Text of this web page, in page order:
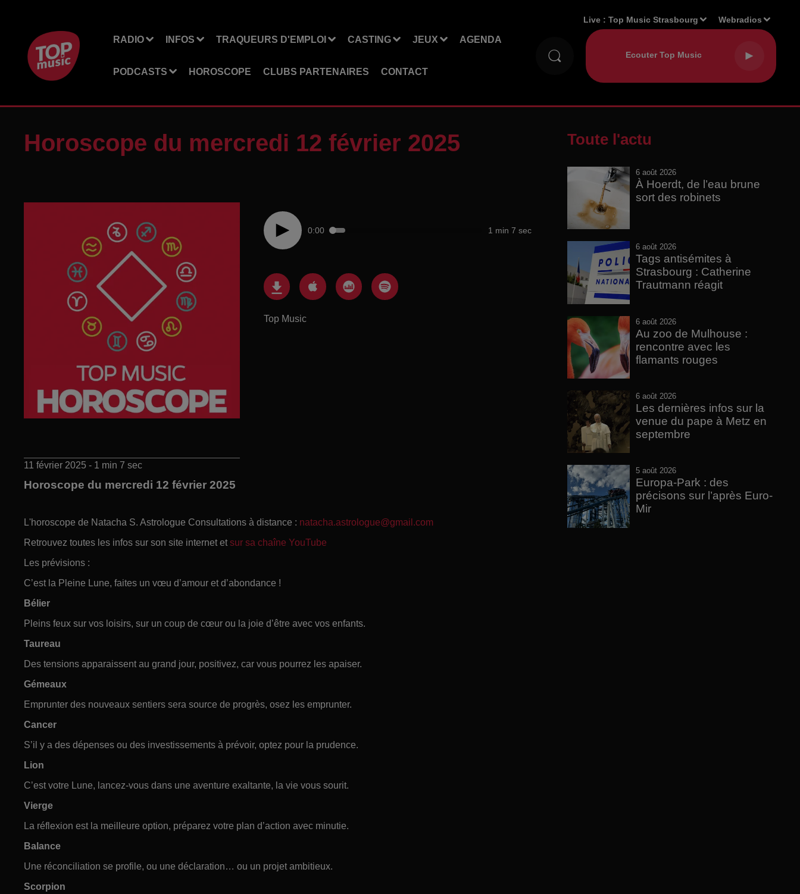
RADIO INFOS TRAQUEURS D'EMPLOI CASTING JEUX AGENDA
PODCASTS HOROSCOPE CLUBS PARTENAIRES CONTACT
Live :Top Music Strasbourg Webradios
Horoscope du mercredi 12 février 2025
0:00 1 min 7 sec
Top Music
11 février 2025 - 1 min 7 sec
Horoscope du mercredi 12 février 2025
L'horoscope de Natacha S. Astrologue Consultations à distance : natacha.astrologue@gmail.com
Retrouvez toutes les infos sur son site internet et sur sa chaîne YouTube
Les prévisions :
C’est la Pleine Lune, faites un vœu d’amour et d’abondance !
Bélier
Pleins feux sur vos loisirs, sur un coup de cœur ou la joie d’être avec vos enfants.
Taureau
Des tensions apparaissent au grand jour, positivez, car vous pourrez les apaiser.
Gémeaux
Emprunter des nouveaux sentiers sera source de progrès, osez les emprunter.
Cancer
S’il y a des dépenses ou des investissements à prévoir, optez pour la prudence.
Lion
C’est votre Lune, lancez-vous dans une aventure exaltante, la vie vous sourit.
Vierge
La réflexion est la meilleure option, préparez votre plan d’action avec minutie.
Balance
Une réconciliation se profile, ou une déclaration… ou un projet ambitieux.
Scorpion
Toute l'actu
6 août 2026
À Hoerdt, de l’eau brune
sort des robinets
6 août 2026
Tags antisémites à
Strasbourg : Catherine
Trautmann réagit
6 août 2026
Au zoo de Mulhouse :
rencontre avec les
flamants rouges
6 août 2026
Les dernières infos sur la
venue du pape à Metz en
septembre
5 août 2026
Europa-Park : des
précisons sur l’après Euro-
Mir